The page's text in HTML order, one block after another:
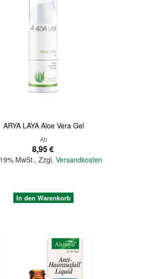
ARYA LAYA Aloe Vera Gel
Ab
8,95 €
MwSt., Zzgl. Versandkosten
In den Warenkorb